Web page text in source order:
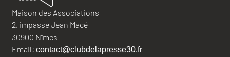
Maison des Associations
2, impasse Jean Macé
30900 Nîmes
Email: contact@clubdelapresse30.fr